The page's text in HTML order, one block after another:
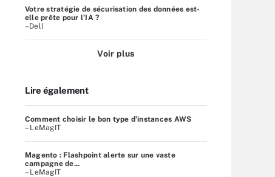
Votre stratégie de sécurisation des données est-
elle prête pour l'IA ?
–Dell
Voir plus
Lire également
Comment choisir le bon type d’instances AWS
– LeMagIT
Magento : Flashpoint alerte sur une vaste
campagne de...
– LeMagIT